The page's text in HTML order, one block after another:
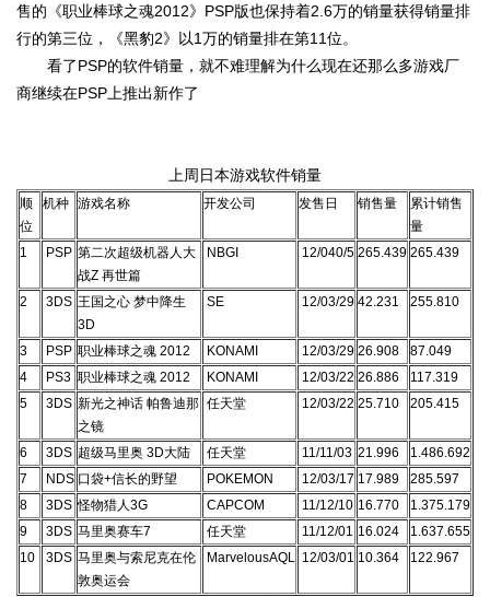
售的《职业棒球之魂2012》PSP版也保持着2.6万的销量获得销量排
行的第三位，《黑豹2》以1万的销量排在第11位。
看了PSP的软件销量，就不难理解为什么现在还那么多游戏厂
商继续在PSP上推出新作了
上周日本游戏软件销量
顺
位
机种 游戏名称 开发公司 发售日 销售量
累计销售
量
1
PSP 第二次超级机器人大
战Z 再世篇
NBGI 12/040/5 265.439 265.439
2 3DS 王国之心 梦中降生
3D
SE 12/03/29 42.231 255.810
3 PSP 职业棒球之魂 2012 KONAMI 12/03/29 26.908
87.049
4
PS3 职业棒球之魂 2012 KONAMI 12/03/22 26.886
117.319
5
3DS 新光之神话 帕鲁迪那
之镜
任天堂 12/03/22 25.710 205.415
6 3DS 超级马里奥 3D大陆 任天堂 11/11/03 21.996
1.486.692
7
NDS 口袋+信长的野望 POKEMON 12/03/17 17.989
285.597
8
3DS 怪物猎人3G CAPCOM 11/12/10 16.770
1.375.179
9
3DS 马里奥赛车7 任天堂 11/12/01 16.024
1.637.655
10
3DS 马里奥与索尼克在伦
敦奥运会
MarvelousAQL 12/03/01 10.364 122.967